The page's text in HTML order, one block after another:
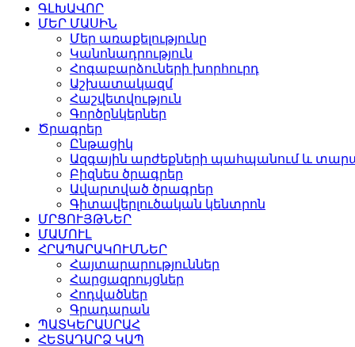
ԳԼԽԱՎՈՐ
ՄԵՐ ՄԱՍԻՆ
Մեր առաքելությունը
Կանոնադրություն
Հոգաբարձուների խորհուրդ
Աշխատակազմ
Հաշվետվություն
Գործընկերներ
Ծրագրեր
Ընթացիկ
Ազգային արժեքների պահպանում և
Բիզնես ծրագրեր
Ավարտված ծրագրեր
Գիտավերլուծական կենտրոն
ՄՐՑՈՒՅԹՆԵՐ
ՄԱՄՈՒԼ
ՀՐԱՊԱՐԱԿՈՒՄՆԵՐ
Հայտարարություններ
Հարցազրույցներ
Հոդվածներ
Գրադարան
ՊԱՏԿԵՐԱՍՐԱՀ
ՀԵՏԱԴԱՐՁ ԿԱՊ